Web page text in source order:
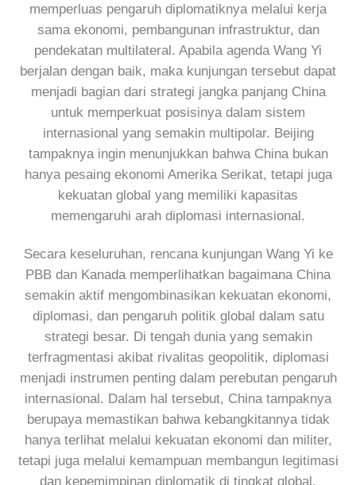
memperluas pengaruh diplomatiknya melalui kerja
sama ekonomi, pembangunan infrastruktur, dan
pendekatan multilateral. Apabila agenda Wang Yi
berjalan dengan baik, maka kunjungan tersebut dapat
menjadi bagian dari strategi jangka panjang China
untuk memperkuat posisinya dalam sistem
internasional yang semakin multipolar. Beijing
tampaknya ingin menunjukkan bahwa China bukan
hanya pesaing ekonomi Amerika Serikat, tetapi juga
kekuatan global yang memiliki kapasitas
memengaruhi arah diplomasi internasional.
Secara keseluruhan, rencana kunjungan Wang Yi ke
PBB dan Kanada memperlihatkan bagaimana China
semakin aktif mengombinasikan kekuatan ekonomi,
diplomasi, dan pengaruh politik global dalam satu
strategi besar. Di tengah dunia yang semakin
terfragmentasi akibat rivalitas geopolitik, diplomasi
menjadi instrumen penting dalam perebutan pengaruh
internasional. Dalam hal tersebut, China tampaknya
berupaya memastikan bahwa kebangkitannya tidak
hanya terlihat melalui kekuatan ekonomi dan militer,
tetapi juga melalui kemampuan membangun legitimasi
dan kepemimpinan diplomatik di tingkat global.